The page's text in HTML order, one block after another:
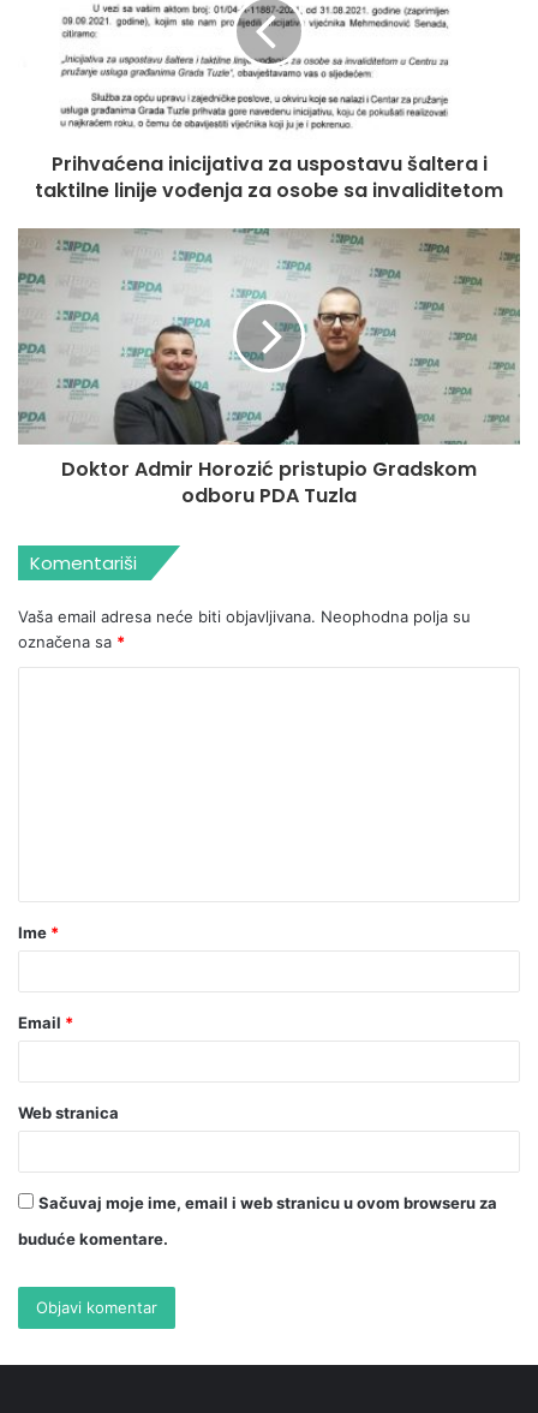
Prihvaćena inicijativa za uspostavu šaltera i
taktilne linije vođenja za osobe sa invaliditetom
Doktor Admir Horozić pristupio Gradskom
odboru PDA Tuzla
Komentariši
Vaša email adresa neće biti objavljivana. Neophodna polja su
označena sa *
Ime *
Email *
Web stranica
Sačuvaj moje ime, email i web stranicu u ovom browseru za
buduće komentare.